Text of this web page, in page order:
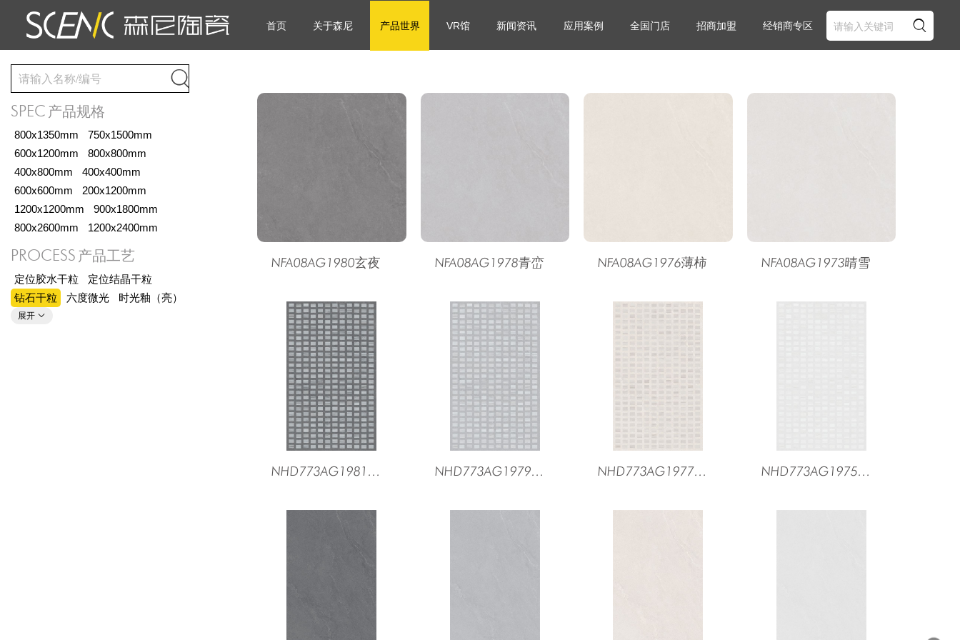
首页 关于森尼 产品世界 VR馆 新闻资讯 应用案例 全国门店 招商加盟 经销商专区 

SPEC 产品规格
800x1350mm
750x1500mm
600x1200mm
800x800mm
400x800mm
400x400mm
600x600mm
200x1200mm
1200x1200mm
900x1800mm
800x2600mm
1200x2400mm
PROCESS 产品工艺
定位胶水干粒
定位结晶干粒
钻石干粒
六度微光 时光釉（亮）
展开 
NFA08AG1980玄夜 NFA08AG1978青峦 NFA08AG1976薄柿 NFA08AG1973晴雪
NHD773AG1981棋布 NHD773AG1979云阶 NHD773AG1977锦序 NHD773AG1975星芒